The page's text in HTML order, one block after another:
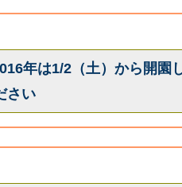
年は1/2（土）から開園
さい